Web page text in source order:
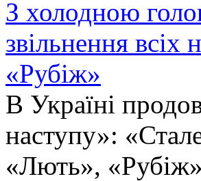
З холодною
звільнення
«Рубіж»
В Україні
наступу»:
«Лють»,